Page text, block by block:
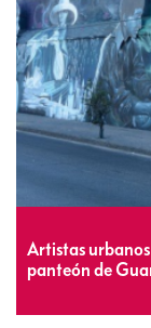
Artistas
panteón de